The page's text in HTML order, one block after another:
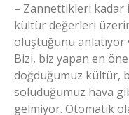
– Zannettikleri
kültür değerleri
oluştuğunu anlatıyor
Bizi, biz yapan en
doğduğumuz kültür,
soluduğumuz hava
gelmiyor. Otomatik